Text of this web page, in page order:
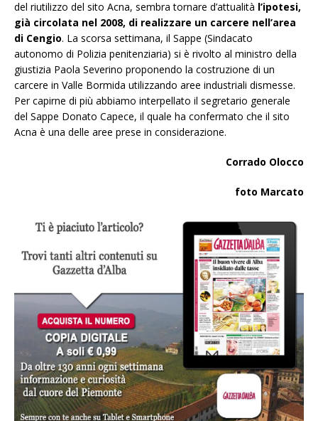
del riutilizzo del sito Acna, sembra tornare d’attualità l’ipotesi,
già circolata nel 2008, di realizzare un carcere nell’area
di Cengio. La scorsa settimana, il Sappe (Sindacato
autonomo di Polizia penitenziaria) si è rivolto al ministro della
giustizia Paola Severino proponendo la costruzione di un
carcere in Valle Bormida utilizzando aree industriali dismesse.
Per capirne di più abbiamo interpellato il segretario generale
del Sappe Donato Capece, il quale ha confermato che il sito
Acna è una delle aree prese in considerazione.
Corrado Olocco
foto Marcato